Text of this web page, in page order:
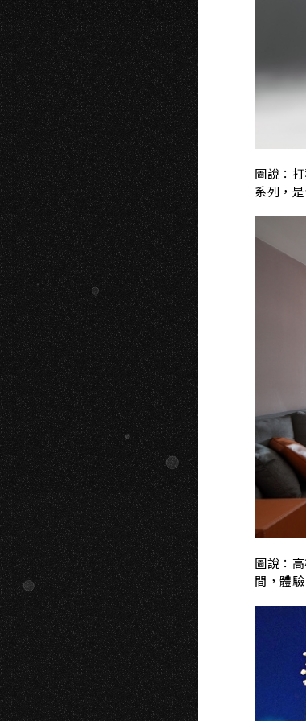
圖說：
系列，
圖說：
間，體